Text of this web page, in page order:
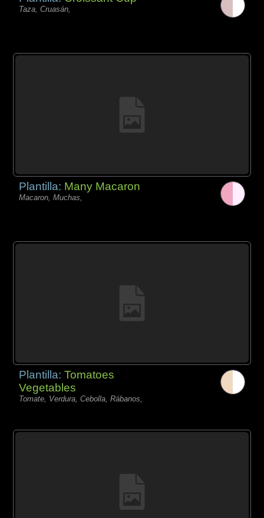
Taza, Cruasán,
Plantilla: Many Macaron
Macaron, Muchas,
Plantilla:Tomatoes
Vegetables
Tomate, Verdura, Cebolla, Rábanos,